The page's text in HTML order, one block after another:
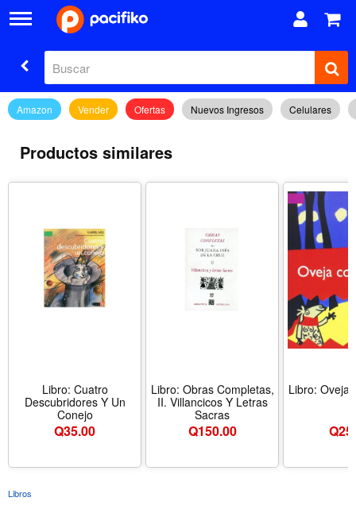
Amazon Vender Ofertas Nuevos Ingresos Celulares
Productos similares
Libro: Cuatro
Descubridores Y Un
Conejo
Q35.00
Libro: Obras Completas,
II. Villancicos Y Letras
Sacras
Q150.00
Libro: Oveja
Q
Libros